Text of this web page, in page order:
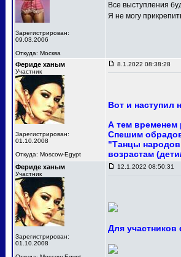
Зарегистрирован:
09.03.2006
Откуда: Москва
Все выступления
Я не могу
Фериде ханым
Участник
Зарегистрирован:
01.10.2008
Откуда: Moscow-Egypt
8.1.2022 08:38:28
Вот и наступил
А тем временем
Спешим
"Танцы
возрастам
Фериде ханым
Участник
Зарегистрирован:
01.10.2008
12.1.2022 08:50:31
Для